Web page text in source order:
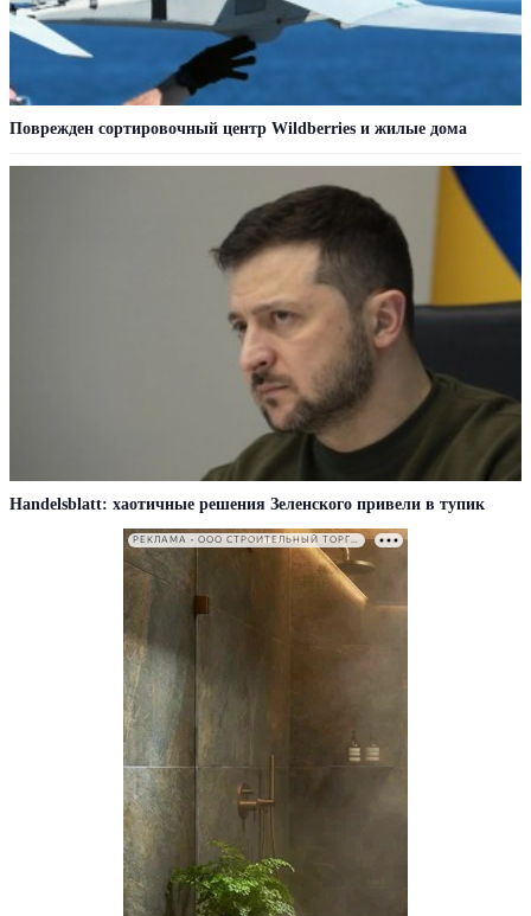
Поврежден сортировочный центр Wildberries и жилые дома
Handelsblatt: хаотичные решения Зеленского привели в тупик
РЕКЛАМА • ООО СТРОИТЕЛЬНЫЙ ТОРГОВЫЙ ДОМ «ПЕТРОВИЧ». ИНН: 7802348846